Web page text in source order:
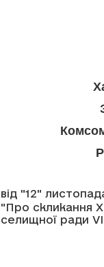
від "12"
"Про скликання
селищної ради